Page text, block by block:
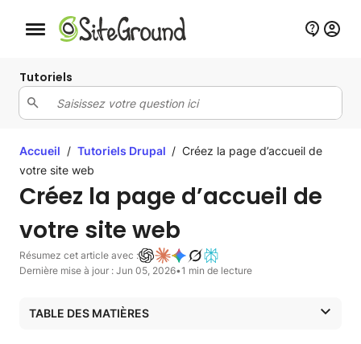
Bouton de navigation mobile
Tutoriels
Accueil / Tutoriels Drupal / Créez la page d’accueil de
votre site web
Créez la page d’accueil de
votre site web
Résumez cet article avec :
Dernière mise à jour : Jun 05, 2026•1 min de lecture
TABLE DES MATIÈRES